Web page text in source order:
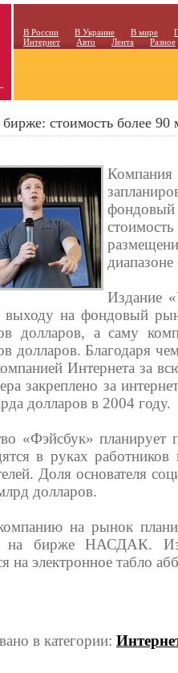
В России В Украине В мире
Интернет
Авто Лента Разное
стоимость более 90
фондовый
Издание
выходу на фондовый
долларов, а саму
долларов. Благодаря
Интернета за
закреплено за
долларов в 2004 году.
«Фэйсбук»
в руках
Доля основателя
долларов.
на рынок
на бирже НАСДАК.
на электронное табло
в категории: